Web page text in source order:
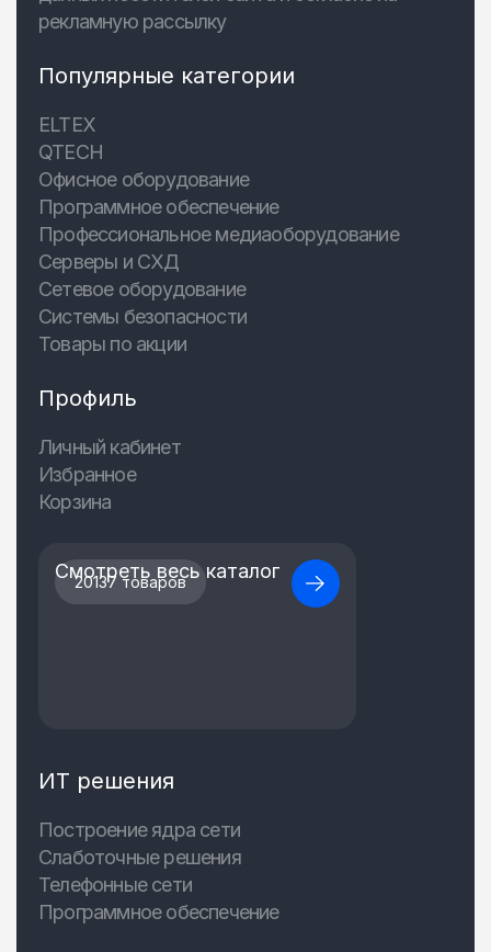
рекламную рассылку
Популярные категории
ELTEX
QTECH
Офисное оборудование
Программное обеспечение
Профессиональное медиаоборудование
Серверы и СХД
Сетевое оборудование
Системы безопасности
Товары по акции
Профиль
Личный кабинет
Избранное
Корзина
20137 товаров
Смотреть весь каталог
ИТ решения
Построение ядра сети
Слаботочные решения
Телефонные сети
Программное обеспечение